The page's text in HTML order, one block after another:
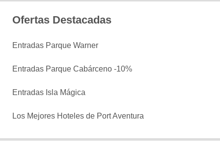
Ofertas Destacadas
Entradas Parque Warner
Entradas Parque Cabárceno -10%
Entradas Isla Mágica
Los Mejores Hoteles de Port Aventura